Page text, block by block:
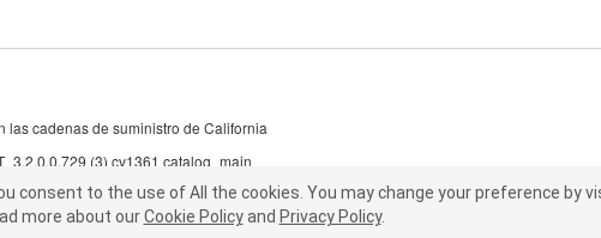
consent to the use of All the cookies.You may change your preference by
about ourCookie PolicyandPrivacy Policy
las cadenas de suministro de California
(3) cv1361 catalog_main
consent to the use of All the cookies. You may change your preference by
more about our Cookie Policy and Privacy Policy.